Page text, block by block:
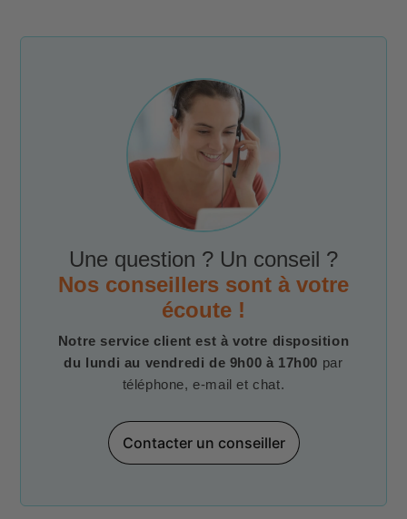
Une question ? Un conseil ?
Nos conseillers sont à votre
écoute !
Notre service client est à votre disposition
du lundi au vendredi de 9h00 à 17h00 par
téléphone, e-mail et chat.
Contacter un conseiller